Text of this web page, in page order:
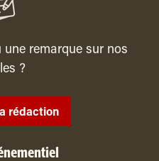
remarque sur nos
?
rédaction